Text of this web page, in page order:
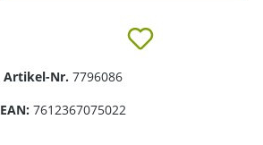
Artikel-Nr. 7796086
EAN: 7612367075022